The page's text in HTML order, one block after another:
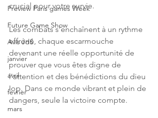
Preview Paris games Week
Future Game Show
Avis JdS
janvier
avril
fevrier
mars
crucial pour votre survie.
Les combats s’enchaînent à un rythme
effréné, chaque escarmouche
devenant une réelle opportunité de
prouver que vous êtes digne de
l'attention et des bénédictions du dieu
Iop. Dans ce monde vibrant et plein de
dangers, seule la victoire compte.